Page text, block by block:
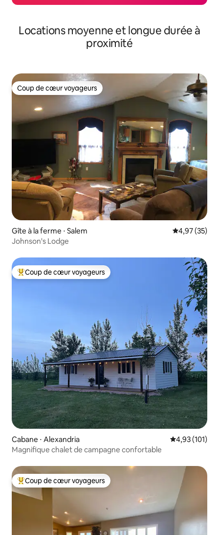
Locations moyenne et longue durée à
proximité
Coup de cœur voyageurs
Coup de cœur voyageurs
Gîte à la ferme ⋅ Salem Évaluation
4,97 (35)
Johnson's Lodge
Coups de cœur voyageurs les plus appréciés
Coup de cœur voyageurs
Cabane ⋅ Alexandria Évaluation
4,93 (101)
Magnifique chalet de campagne confortable
Coups de cœur voyageurs les plus appréciés
Coup de cœur voyageurs